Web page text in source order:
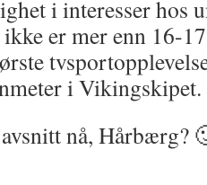
i interesser hos
ikke er mer enn 16-
i Vikingskipet.
nå, Hårbærg?